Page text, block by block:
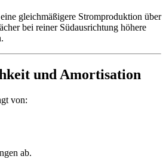
gleichmäßigere Stromproduktion über
bei reiner Südausrichtung höhere
und Amortisation
von:
ab.